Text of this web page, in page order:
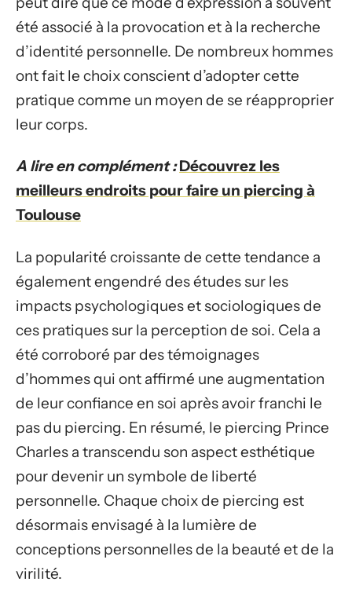
été associé à la provocation et à la recherche
d’identité personnelle. De nombreux hommes
ont fait le choix conscient d’adopter cette
pratique comme un moyen de se réapproprier
leur corps.
A lire en complément : Découvrez les
meilleurs endroits pour faire un piercing à
Toulouse
La popularité croissante de cette tendance a
également engendré des études sur les
impacts psychologiques et sociologiques de
ces pratiques sur la perception de soi. Cela a
été corroboré par des témoignages
d’hommes qui ont affirmé une augmentation
de leur confiance en soi après avoir franchi le
pas du piercing. En résumé, le piercing Prince
Charles a transcendu son aspect esthétique
pour devenir un symbole de liberté
personnelle. Chaque choix de piercing est
désormais envisagé à la lumière de
conceptions personnelles de la beauté et de la
virilité.